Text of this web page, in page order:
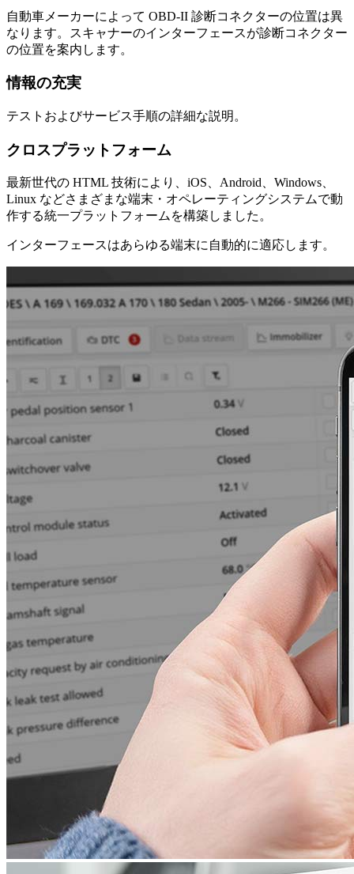
自動車メーカーによって OBD-II 診断コネクターの位置は異
なります。スキャナーのインターフェースが診断コネクター
の位置を案内します。
情報の充実
テストおよびサービス手順の詳細な説明。
クロスプラットフォーム
最新世代の HTML 技術により、iOS、Android、Windows、
Linux などさまざまな端末・オペレーティングシステムで動
作する統一プラットフォームを構築しました。
インターフェースはあらゆる端末に自動的に適応します。